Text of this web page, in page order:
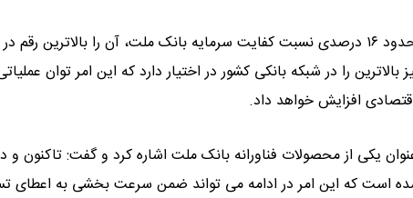
وی در بخش دیگری از سخنان خود با اشاره به نرخ حدود ۱۶ درصدی نسبت کفایت سرمایه بانک ملت، آن را
را در شبکه بانکی کشور در اختیار دارد که این امر توان
افزایش خواهد داد.
است که این امر در ادامه می تواند ضمن سرعت بخشی به اعطای